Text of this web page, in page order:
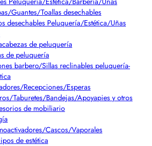
Guantes/Toallas desechables
desechables Peluquería/Estética/Uñas
de peluquería
de peluquería
barbero/Sillas reclinables peluquería-
Recepciones/Esperas
Taburetes/Bandejas/Apoyapies y otros
de mobiliario
Cascos/Vaporales
de estética